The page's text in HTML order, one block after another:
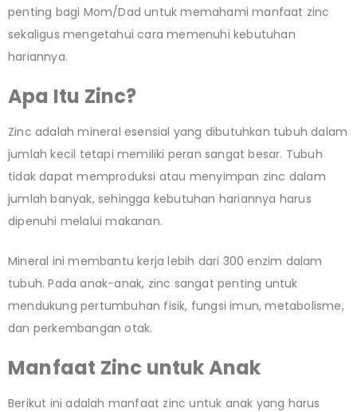
penting bagi Mom/Dad untuk memahami manfaat zinc
sekaligus mengetahui cara memenuhi kebutuhan
hariannya.
Apa Itu Zinc?
Zinc adalah mineral esensial yang dibutuhkan tubuh dalam
jumlah kecil tetapi memiliki peran sangat besar. Tubuh
tidak dapat memproduksi atau menyimpan zinc dalam
jumlah banyak, sehingga kebutuhan hariannya harus
dipenuhi melalui makanan.
Mineral ini membantu kerja lebih dari 300 enzim dalam
tubuh. Pada anak-anak, zinc sangat penting untuk
mendukung pertumbuhan fisik, fungsi imun, metabolisme,
dan perkembangan otak.
Manfaat Zinc untuk Anak
Berikut ini adalah manfaat zinc untuk anak yang harus